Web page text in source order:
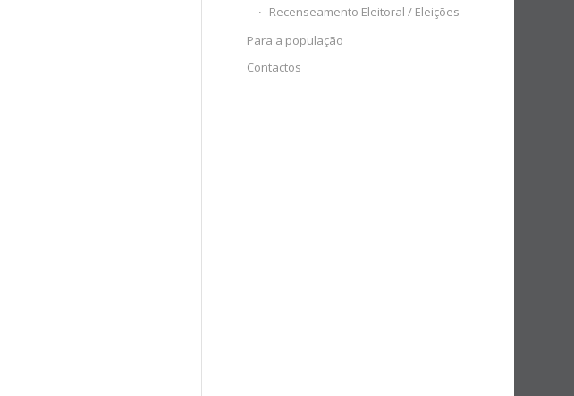
Recenseamento Eleitoral / Eleições
Para a população
Contactos